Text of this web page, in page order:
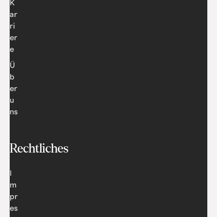
K
ar
ri
er
e
Ü
b
er
u
ns
Rechtliches
I
m
pr
es